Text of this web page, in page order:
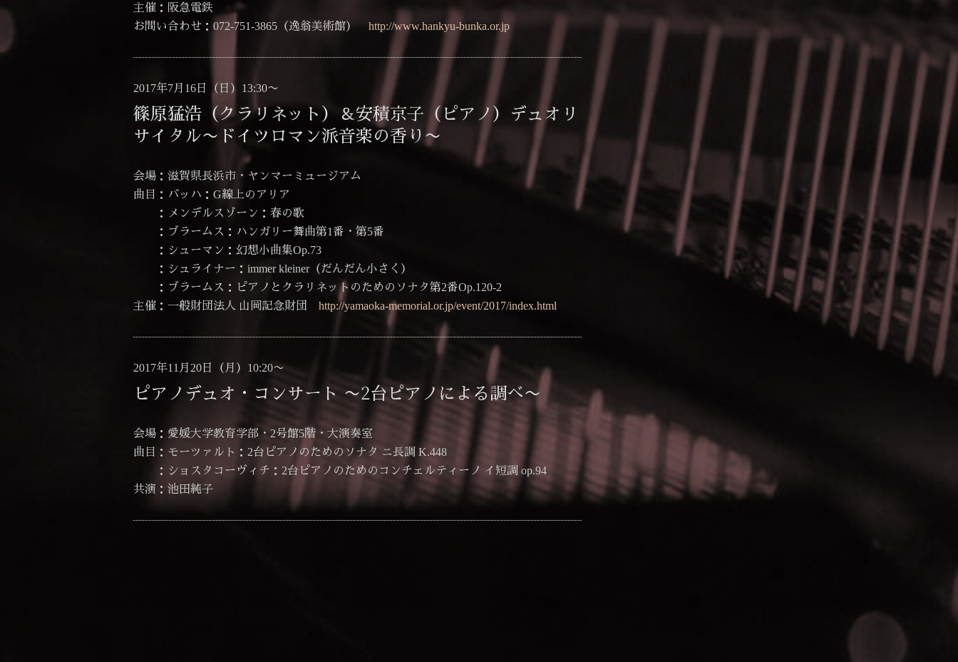
主催：阪急電鉄
お問い合わせ：072-751-3865（逸翁美術館） http://www.hankyu-bunka.or.jp
2017年7月16日（日）13:30〜
篠原猛浩（クラリネット）＆安積京子（ピアノ）デュオリ
サイタル〜ドイツロマン派音楽の香り〜
会場：滋賀県長浜市・ヤンマーミュージアム
曲目：バッハ：G線上のアリア
：メンデルスゾーン：春の歌
：ブラームス：ハンガリー舞曲第1番・第5番
：シューマン：幻想小曲集Op.73
：シュライナー：immer kleiner（だんだん小さく）
：ブラームス：ピアノとクラリネットのためのソナタ第2番Op.120-2
主催：一般財団法人 山岡記念財団 http://yamaoka-memorial.or.jp/event/2017/index.html
2017年11月20日（月）10:20〜
ピアノデュオ・コンサート 〜2台ピアノによる調べ〜
会場：愛媛大学教育学部・2号館5階・大演奏室
曲目：モーツァルト：2台ピアノのためのソナタ ニ長調 K.448
：ショスタコーヴィチ：2台ピアノのためのコンチェルティーノ イ短調 op.94
共演：池田純子